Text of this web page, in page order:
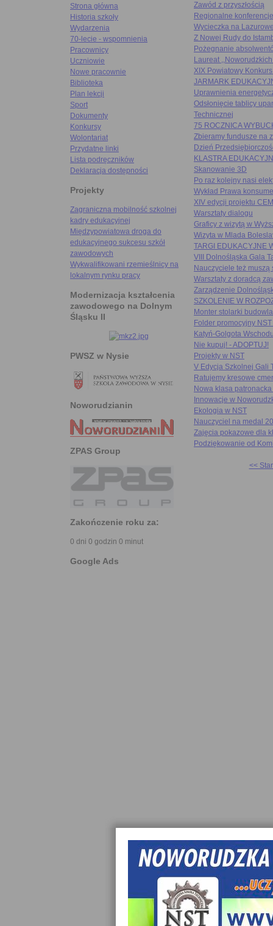
Strona główna
Historia szkoły
Wydarzenia
70-lecie - wspomnienia
Pracownicy
Uczniowie
Nowe pracownie
Biblioteka
Plan lekcji
Sport
Dokumenty
Konkursy
Wolontariat
Przydatne linki
Lista podręczników
Deklaracja dostępności
Projekty
Zagraniczna mobilność szkolnej
kadry edukacyjnej
Międzypowiatowa droga do
edukacyjnego sukcesu szkół
zawodowych
Wykwalifikowani rzemieślnicy na
lokalnym rynku pracy
Modernizacja kształcenia
zawodowego na Dolnym
Śląsku II
PWSZ w Nysie
Noworudzianin
ZPAS Group
Zakończenie roku za:
0 dni 0 godzin 0 minut
Google Ads
Zawód z przyszłością
Regionalne
Wycieczka na
Z Nowej Rudy do
Pożegnanie
Laureat
XIX Powiatowy
JARMARK
Uprawnienia
Odsłonięcie tablicy
Technicznej
75 ROCZNICA
Zbieramy fundusze na
Dzień
KLASTRA
Skanowanie 3D
Po raz kolejny nasi
Wykład Prawa
XIV edycji projektu
Warsztaty dialogu
Graficy z wizytą w
Wizyta w Mlada
TARGI EDUKACYJNE
VIII Dolnośląska Gala
Nauczyciele też
Warsztaty z doradcą
Zarządzenie
SZKOLENIE W
Monter stolarki
Folder promocyjny
Katyń-Golgota
Nie kupuj! - ADOPTUJ!
Projekty w NST
V Edycja Szkolnej Gali
Ratujemy kresowe
Nowa klasa
Innowacje w
Ekologia w NST
Nauczyciel na medal
Zajęcia pokazowe dla
Podziękowanie od
<<